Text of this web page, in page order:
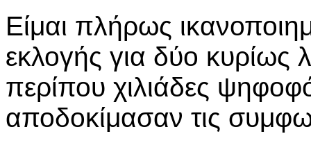
Είμαι πλήρως
εκλογής για δύο κυρίως
περίπου χιλιάδες
αποδοκίμασαν τις